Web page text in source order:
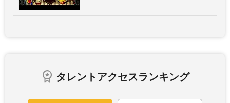
タレントアクセスランキング